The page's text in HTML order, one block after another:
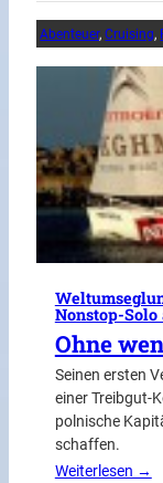
Abenteuer, Cruising,
Nonstop-
Ohne
Seinen ersten
einer Treibgut-
polnische
schaffen.
Weiterlesen →